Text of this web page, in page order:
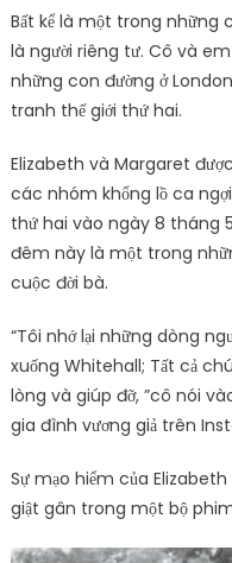
Bất kể là một trong những
là người riêng tư. Cô và
những con đường ở
tranh thế giới thứ hai.
Elizabeth và Margaret
các nhóm khổng lồ ca
thứ hai vào ngày 8 tháng
đêm này là một trong
cuộc đời bà.
“Tôi nhớ lại những dòng
xuống Whitehall; Tất cả
lòng và giúp đỡ, ”cô nói
gia đình vương giả trên
Sự mạo hiểm của
giật gân trong một bộ